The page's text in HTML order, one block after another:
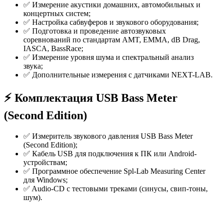
✅ Измерение акустики домашних, автомобильных и
концертных систем;
✅ Настройка сабвуферов и звукового оборудования;
✅ Подготовка и проведение автозвуковых
соревнований по стандартам AMT, EMMA, dB Drag,
IASCA, BassRace;
✅ Измерение уровня шума и спектральный анализ
звука;
✅ Дополнительные измерения с датчиками NEXT-LAB.
⚡️ Комплектация USB Bass Meter
(Second Edition)
✅ Измеритель звукового давления USB Bass Meter
(Second Edition);
✅ Кабель USB для подключения к ПК или Android-
устройствам;
✅ Программное обеспечение Spl-Lab Measuring Center
для Windows;
✅ Audio-CD с тестовыми треками (синусы, свип-тоны,
шум).